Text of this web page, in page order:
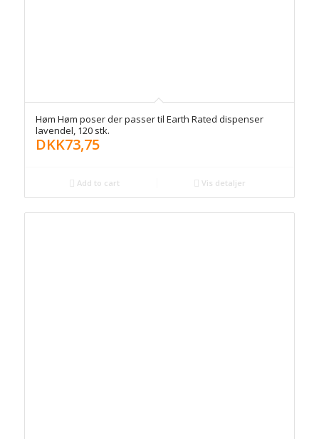
Høm Høm poser der passer til Earth Rated dispenser
lavendel, 120 stk.
DKK73,75
Add to cart Vis detaljer